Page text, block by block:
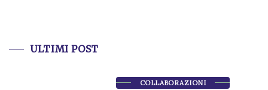
ULTIMI POST
COLLABORAZIONI